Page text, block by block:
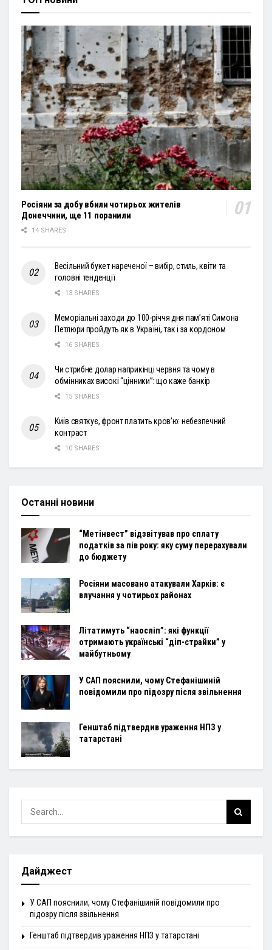
Росіяни за добу вбили чотирьох жителів
Донеччини, ще 11 поранили
14 SHARES
Весільний букет нареченої – вибір, стиль, квіти та
головні тенденції
13 SHARES
Меморіальні заходи до 100-річчя дня пам’яті Симона
Петлюри пройдуть як в Україні, так і за кордоном
16 SHARES
Чи стрибне долар наприкінці червня та чому в
обмінниках високі “цінники”: що каже банкір
15 SHARES
Київ святкує, фронт платить кров’ю: небезпечний
контраст
10 SHARES
Останні новини
“Метінвест” відзвітував про сплату
податків за пів року: яку суму перерахували
до бюджету
Росіяни масовано атакували Харків: є
влучання у чотирьох районах
Літатимуть “наосліп”: які функції
отримають українські “діп-страйки” у
майбутньому
У САП пояснили, чому Стефанішиній
повідомили про підозру після звільнення
Генштаб підтвердив ураження НПЗ у
татарстані
Дайджест
У САП пояснили, чому Стефанішиній повідомили про
підозру після звільнення
Генштаб підтвердив ураження НПЗ у татарстані